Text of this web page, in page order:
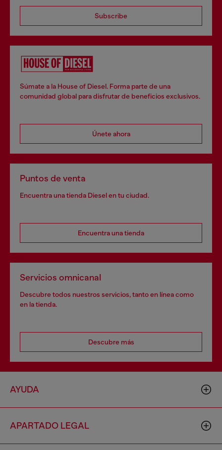
Subscribe
Súmate a la House of Diesel. Forma parte de una
comunidad global para disfrutar de beneficios exclusivos.
Únete ahora
Puntos de venta
Encuentra una tienda Diesel en tu ciudad.
Encuentra una tienda
Servicios omnicanal
Descubre todos nuestros servicios, tanto en línea como
en la tienda.
Descubre más
AYUDA
APARTADO LEGAL